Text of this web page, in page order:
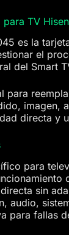
TV
es la
el
del Smart
para
imagen,
directa y
para
sin
audio,
para fallas